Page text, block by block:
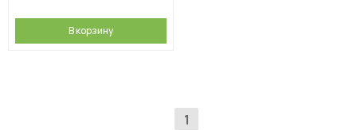
В корзину
1